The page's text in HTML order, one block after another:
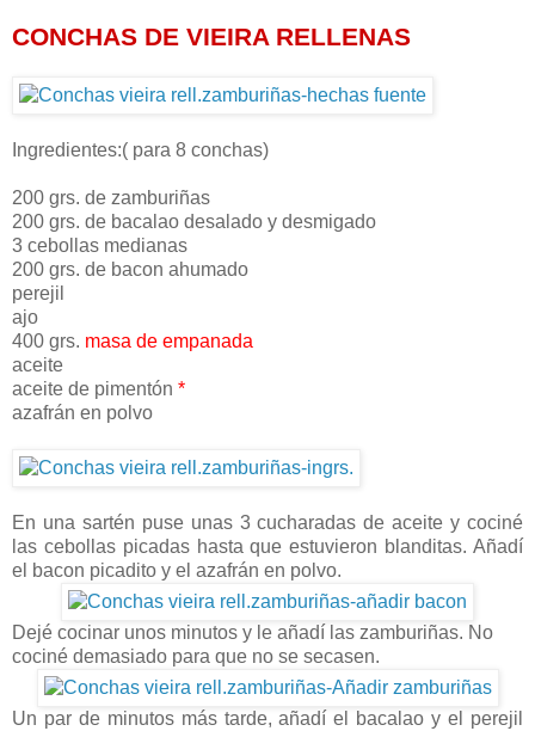
CONCHAS DE VIEIRA RELLENAS
Ingredientes:( para 8 conchas)
200 grs. de zamburiñas
200 grs. de bacalao desalado y desmigado
3 cebollas medianas
200 grs. de bacon ahumado
perejil
ajo
400 grs. masa de empanada
aceite
aceite de pimentón *
azafrán en polvo
En una sartén puse unas 3 cucharadas de aceite y cociné
las cebollas picadas hasta que estuvieron blanditas. Añadí
el bacon picadito y el azafrán en polvo.
Dejé cocinar unos minutos y le añadí las zamburiñas. No
cociné demasiado para que no se secasen.
Un par de minutos más tarde, añadí el bacalao y el perejil